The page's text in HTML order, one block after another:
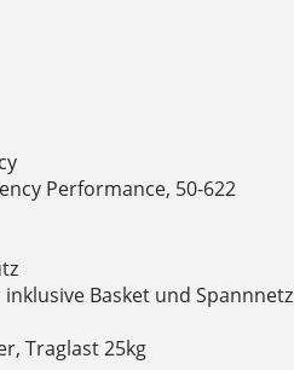
Performance, 50-622
Basket und Spannnetz
Traglast 25kg